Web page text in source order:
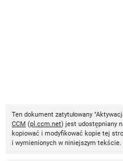
Ten dokument zatytułowany
CCM (pl.ccm.net) jest udostępniany
kopiować i modyfikować kopie tej
i wymienionych w niniejszym tekście.